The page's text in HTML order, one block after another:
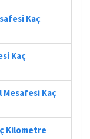
Kaç
Kaç
Mesafesi Kaç
Kilometre